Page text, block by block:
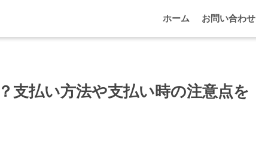
ホーム お問い合わせ
支払い方法や支払い時の注意点を